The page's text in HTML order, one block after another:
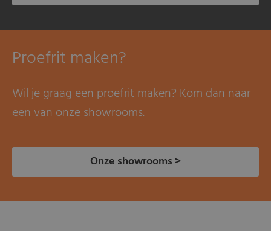
Proefrit maken?
Wil je graag een proefrit maken? Kom dan naar
een van onze showrooms.
Onze showrooms >